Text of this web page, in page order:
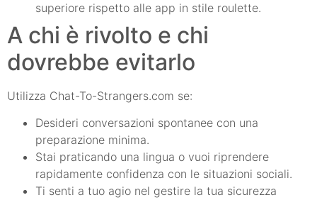
superiore rispetto alle app in stile roulette.
A chi è rivolto e chi
dovrebbe evitarlo
Utilizza Chat-To-Strangers.com se:
Desideri conversazioni spontanee con una
preparazione minima.
Stai praticando una lingua o vuoi riprendere
rapidamente confidenza con le situazioni sociali.
Ti senti a tuo agio nel gestire la tua sicurezza